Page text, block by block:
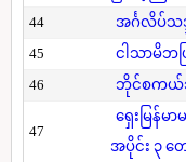
44 အင်္ဂလိပ်သ
45
ငါသာမိဘဖ
46
ဘိုင်စကယ်သူ
47
ရှေးမြန်
အပိုင်း ၃ တ